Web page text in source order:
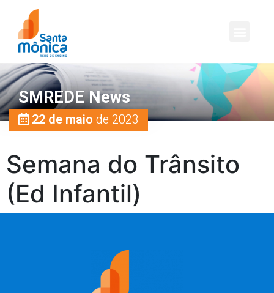
SMREDE News
22 de maio de 2023
Semana do Trânsito
(Ed Infantil)